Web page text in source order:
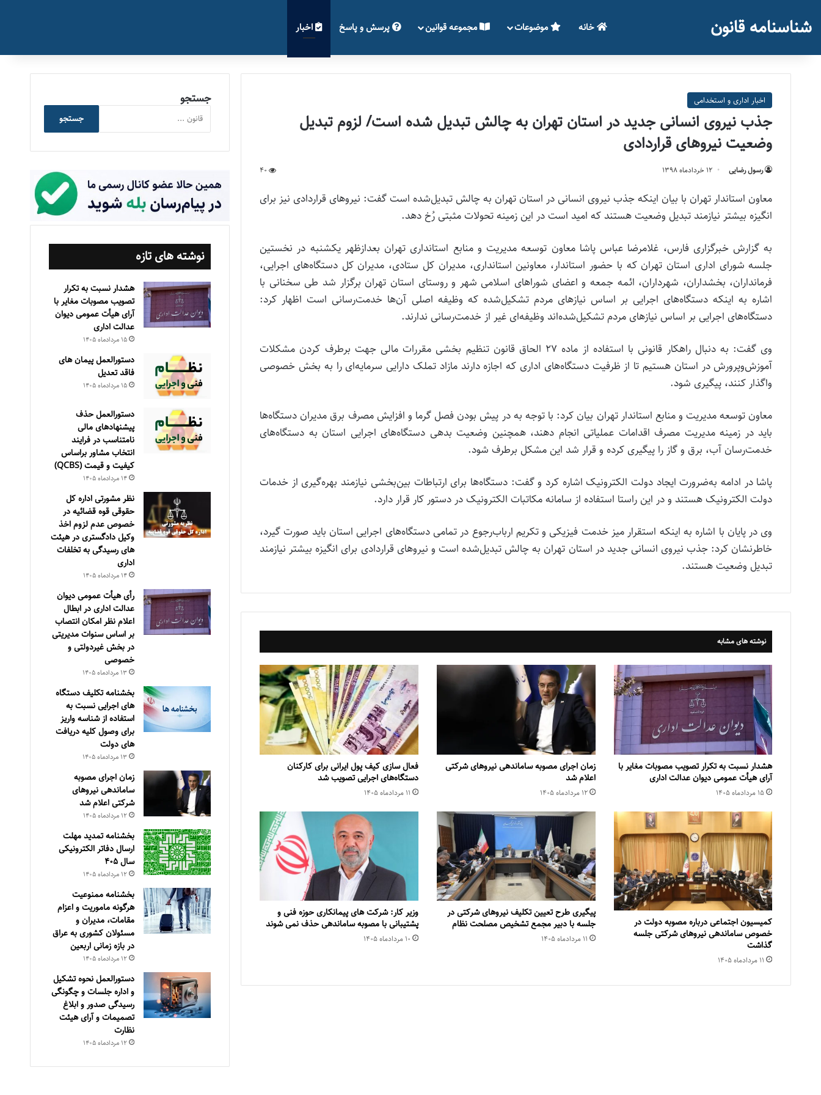
شناسنامه قانون خانه موضوعات مجموعه قوانین پرسش و پاسخ اخبار
اخبار اداری و استخدامی
جذب نیروی انسانی جدید در استان تهران به چالش تبدیل شده است/ لزوم تبدیل
وضعیت نیروهای قراردادی
رسول رضایی ۱۲ خرداد‌ماه ۱۳۹۸ 40
معاون استاندار تهران با بیان اینکه جذب نیروی انسانی در استان تهران به چالش تبدیل‌شده است گفت: نیروهای قراردادی نیز برای
انگیزه بیشتر نیازمند تبدیل وضعیت هستند که امید است در این زمینه تحولات مثبتی رُخ دهد.
به گزارش خبرگزاری فارس، غلامرضا عباس پاشا معاون توسعه مدیریت و منابع استانداری تهران بعدازظهر یکشنبه در نخستین
جلسه شورای اداری استان تهران که با حضور استاندار، معاونین استانداری، مدیران کل ستادی، مدیران کل دستگاه‌های اجرایی،
فرمانداران، بخشداران، شهرداران، ائمه جمعه و اعضای شوراهای اسلامی شهر و روستای استان تهران برگزار شد طی سخنانی با
اشاره به اینکه دستگاه‌های اجرایی بر اساس نیازهای مردم تشکیل‌شده که وظیفه اصلی آن‌ها خدمت‌رسانی است اظهار کرد:
دستگاه‌های اجرایی بر اساس نیازهای مردم تشکیل‌شده‌اند وظیفه‌ای غیر از خدمت‌رسانی ندارند.
وی گفت: به دنبال راهکار قانونی با استفاده از ماده 27 الحاق قانون تنظیم بخشی مقررات مالی جهت برطرف کردن مشکلات
آموزش‌وپرورش در استان هستیم تا از ظرفیت دستگاه‌های اداری که اجازه دارند مازاد تملک دارایی سرمایه‌ای را به بخش خصوصی
واگذار کنند، پیگیری شود.
معاون توسعه مدیریت و منابع استاندار تهران بیان کرد: با توجه به در پیش بودن فصل گرما و افزایش مصرف برق مدیران دستگاه‌ها
باید در زمینه مدیریت مصرف اقدامات عملیاتی انجام دهند، همچنین وضعیت بدهی دستگاه‌های اجرایی استان به دستگاه‌های
خدمت‌رسان آب، برق و گاز را پیگیری کرده و قرار شد این مشکل برطرف شود.
پاشا در ادامه به‌ضرورت ایجاد دولت الکترونیک اشاره کرد و گفت: دستگاه‌ها برای ارتباطات بین‌بخشی نیازمند بهره‌گیری از خدمات
دولت الکترونیک هستند و در این راستا استفاده از سامانه مکاتبات الکترونیک در دستور کار قرار دارد.
وی در پایان با اشاره به اینکه استقرار میز خدمت فیزیکی و تکریم ارباب‌رجوع در تمامی دستگاه‌های اجرایی استان باید صورت گیرد،
خاطرنشان کرد: جذب نیروی انسانی جدید در استان تهران به چالش تبدیل‌شده است و نیروهای قراردادی برای انگیزه بیشتر نیازمند
تبدیل وضعیت هستند.
نوشته های مشابه
هشدار نسبت به تکرار تصویب مصوبات مغایر با
آرای هیأت عمومی دیوان عدالت اداری
۱۵ مرداد‌ماه ۱۴۰۵
زمان اجرای مصوبه ساماندهی نیروهای شرکتی
اعلام شد
۱۲ مرداد‌ماه ۱۴۰۵
فعال سازی کیف پول ایرانی برای کارکنان
دستگاه‌های اجرایی تصویب شد
۱۱ مرداد‌ماه ۱۴۰۵
کمیسیون اجتماعی درباره مصوبه دولت در
خصوص ساماندهی نیروهای شرکتی جلسه
گذاشت
۱۱ مرداد‌ماه ۱۴۰۵
پیگیری طرح تعیین تکلیف نیروهای شرکتی در
جلسه با دبیر مجمع تشخیص مصلحت نظام
۱۱ مرداد‌ماه ۱۴۰۵
وزیر کار: شرکت های پیمانکاری حوزه فنی و
پشتیبانی با مصوبه ساماندهی حذف نمی شوند
۱۰ مرداد‌ماه ۱۴۰۵
جستجو
جستجو
نوشته های تازه
هشدار نسبت به تکرار
تصویب مصوبات مغایر با
آرای هیأت عمومی دیوان
عدالت اداری
۱۵ مرداد‌ماه ۱۴۰۵
دستورالعمل پیمان های
فاقد تعدیل
۱۵ مرداد‌ماه ۱۴۰۵
دستورالعمل حذف
پيشنهادهای مالی
نامتناسب در فرايند
انتخاب مشاور براساس
كيفيت و قيمت (QCBS)
۱۴ مرداد‌ماه ۱۴۰۵
نظر مشورتی اداره کل
حقوقی قوه قضائیه در
خصوص عدم لزوم اخذ
وکیل دادگستری در هیئت
های رسیدگی به تخلفات
اداری
۱۴ مرداد‌ماه ۱۴۰۵
رأی هیأت عمومی دیوان
عدالت اداری در ابطال
اعلام نظر امکان انتصاب
بر اساس سنوات مدیریتی
در بخش غیردولتی و
خصوصی
۱۳ مرداد‌ماه ۱۴۰۵
بخشنامه تکلیف دستگاه
های اجرایی نسبت به
استفاده از شناسه واریز
برای وصول کلیه دریافت
های دولت
۱۳ مرداد‌ماه ۱۴۰۵
زمان اجرای مصوبه
ساماندهی نیروهای
شرکتی اعلام شد
۱۲ مرداد‌ماه ۱۴۰۵
بخشنامه تمدید مهلت
ارسال دفاتر الکترونیکی
سال ۴۰۵
۱۲ مرداد‌ماه ۱۴۰۵
بخشنامه ممنوعیت
هرگونه ماموریت و اعزام
مقامات، مدیران و
مسئولان کشوری به عراق
در بازه زمانی اربعین
۱۲ مرداد‌ماه ۱۴۰۵
دستورالعمل نحوه تشکیل
و اداره جلسات و چگونگی
رسیدگی صدور و ‏ابلاغ
تصمیمات و‎ ‎آرای هیئت
نظارت
۱۲ مرداد‌ماه ۱۴۰۵